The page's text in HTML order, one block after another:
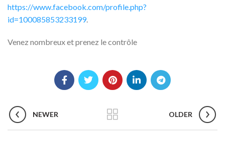
https://www.facebook.com/profile.php?
id=100085853233199.
Venez nombreux et prenez le contrôle
NEWER OLDER